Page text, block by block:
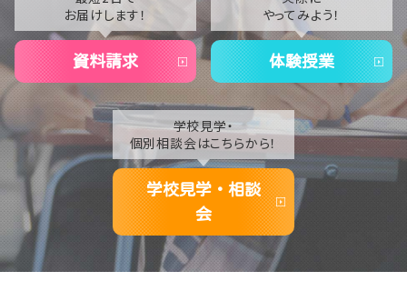
2020
お届けします！
資料請求
やってみよう！
体験授業
学校見学・
個別相談会はこちらから！
学校見学・相談
会